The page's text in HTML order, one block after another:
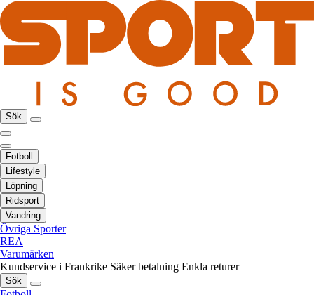
Sök
Fotboll
Lifestyle
Löpning
Ridsport
Vandring
Övriga Sporter
REA
Varumärken
Kundservice i Frankrike Säker betalning Enkla returer
Sök